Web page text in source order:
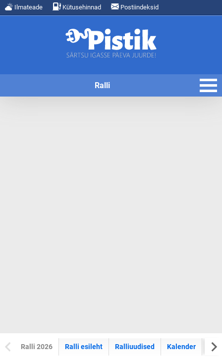
Ilmateade Kütusehinnad Postiindeksid
Ralli
Ralli 2026 Ralli esileht Ralliuudised Kalender